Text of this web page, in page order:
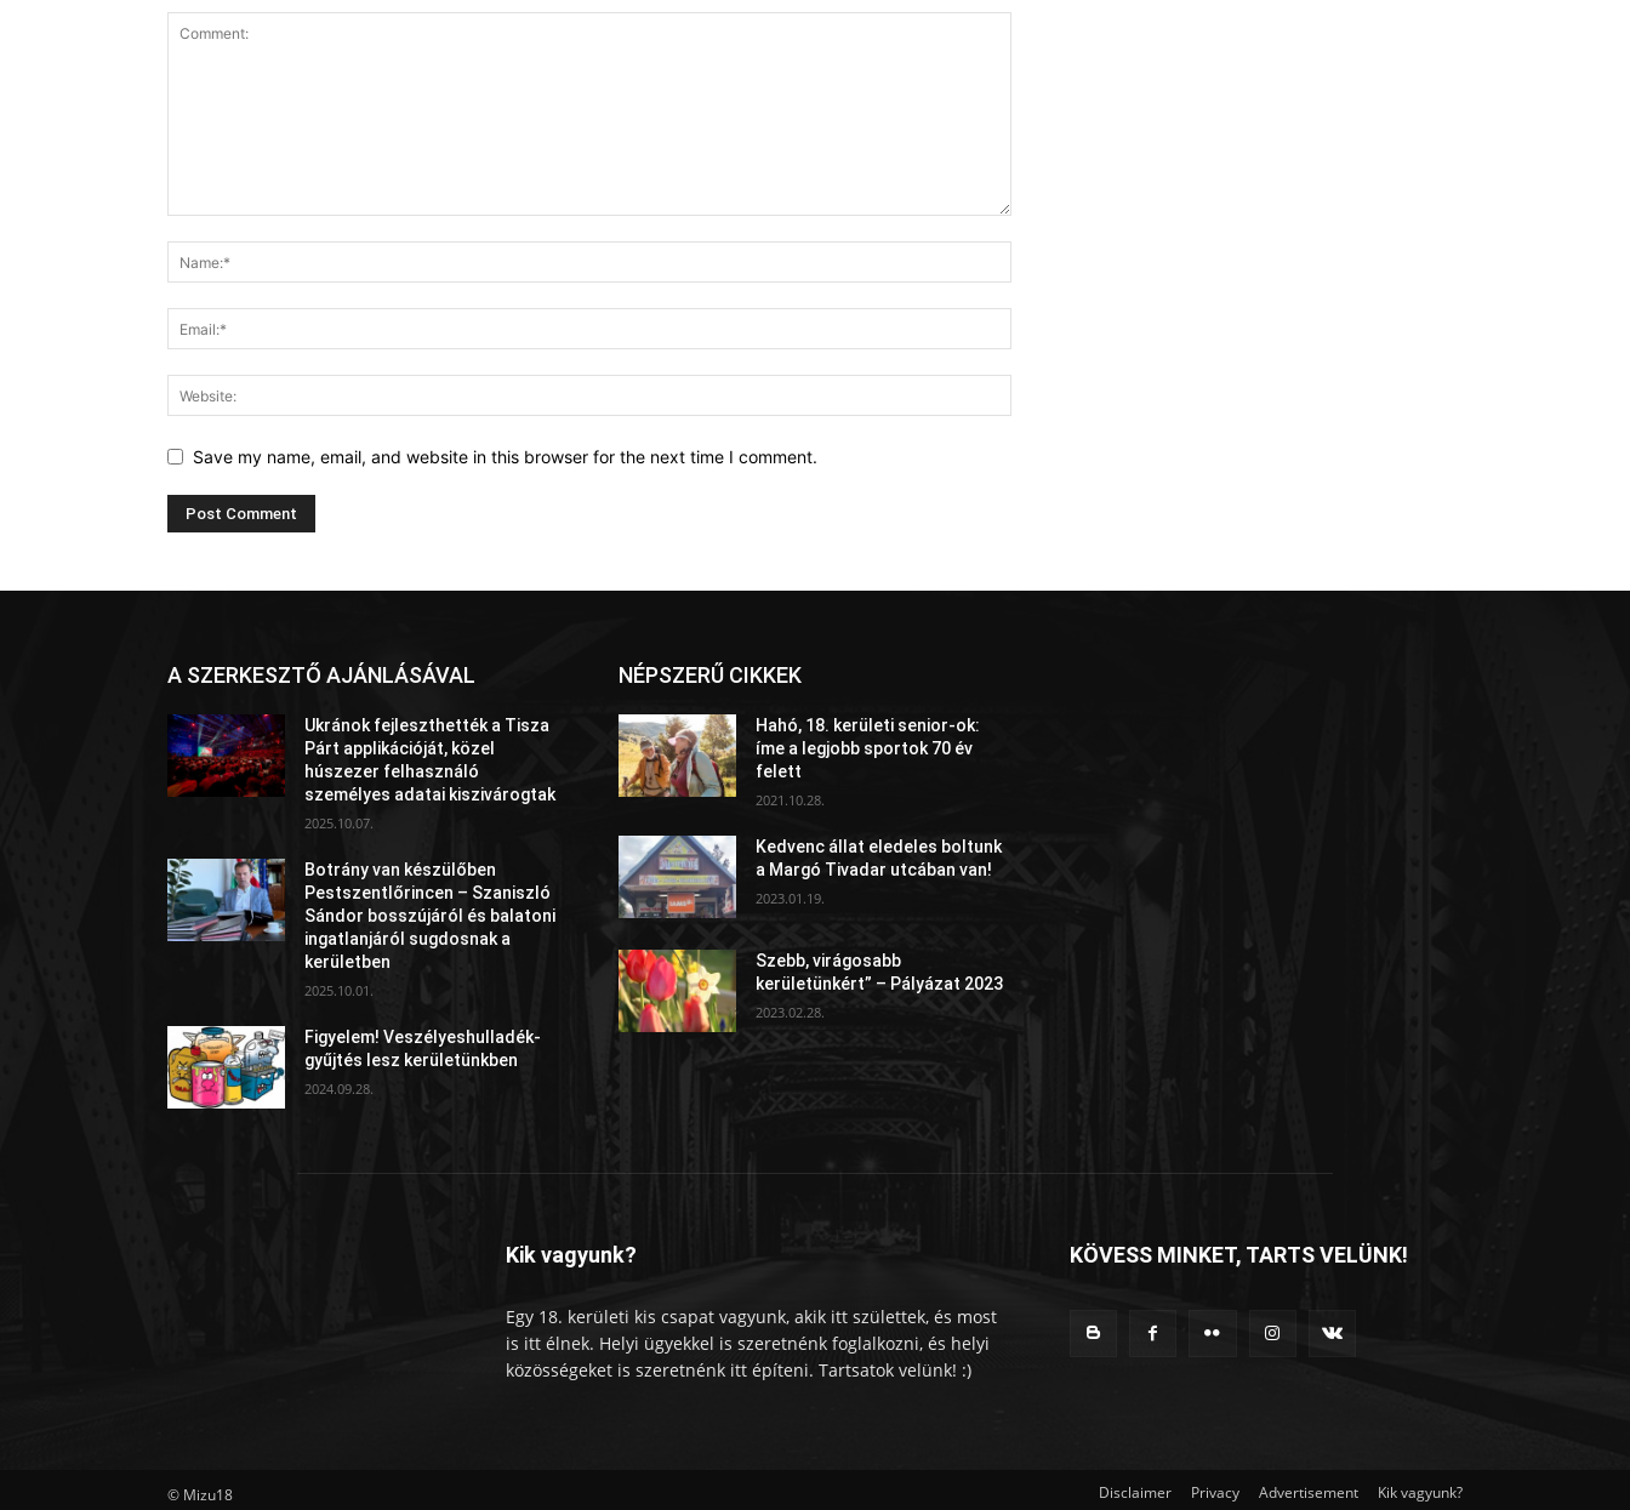
Save my name, email, and website in this browser for the next time I comment.
A SZERKESZTŐ AJÁNLÁSÁVAL
Ukránok fejleszthették a Tisza
Párt applikációját, közel
húszezer felhasználó
személyes adatai kiszivárogtak
2025.10.07.
Botrány van készülőben
Pestszentlőrincen – Szaniszló
Sándor bosszújáról és balatoni
ingatlanjáról sugdosnak a
kerületben
2025.10.01.
Figyelem! Veszélyeshulladék-
gyűjtés lesz kerületünkben
2024.09.28.
NÉPSZERŰ CIKKEK
Hahó, 18. kerületi senior-ok:
íme a legjobb sportok 70 év
felett
2021.10.28.
Kedvenc állat eledeles boltunk
a Margó Tivadar utcában van!
2023.01.19.
Szebb, virágosabb
kerületünkért” – Pályázat 2023
2023.02.28.
Kik vagyunk?
Egy 18. kerületi kis csapat vagyunk, akik itt születtek, és most
is itt élnek. Helyi ügyekkel is szeretnénk foglalkozni, és helyi
közösségeket is szeretnénk itt építeni. Tartsatok velünk! :)
KÖVESS MINKET, TARTS VELÜNK!
© Mizu18 Disclaimer Privacy Advertisement Kik vagyunk?